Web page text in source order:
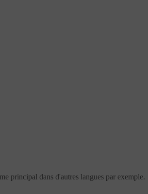
principal dans d'autres langues par exemple.